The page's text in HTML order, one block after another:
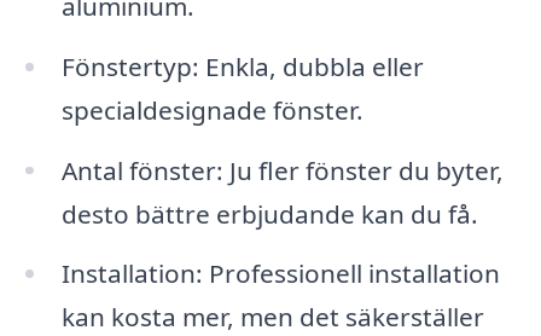
Fönstertyp: Enkla, dubbla eller
specialdesignade fönster.
Antal fönster: Ju fler fönster du byter,
desto bättre erbjudande kan du få.
Installation: Professionell installation
kan kosta mer, men det säkerställer